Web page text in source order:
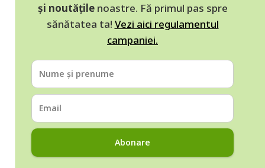
și noutățilenoastre. Fă primul pas spre
sănătatea ta! Vezi aici regulamentul
campaniei.
Abonare